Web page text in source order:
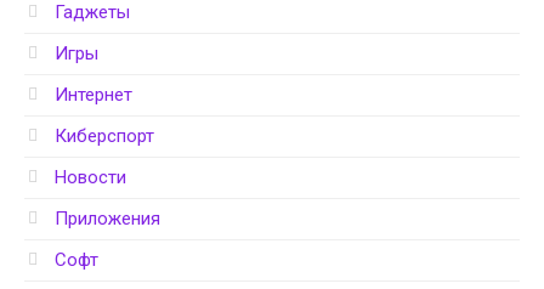
Гаджеты
Игры
Интернет
Киберспорт
Новости
Приложения
Софт